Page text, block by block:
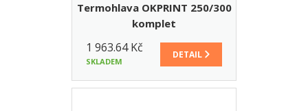
Termohlava OKPRINT 250/300
komplet
1 963.64 Kč
SKLADEM
DETAIL